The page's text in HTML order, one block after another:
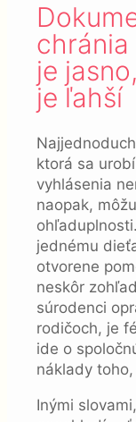
je
je ľahší
ktorá sa
vyhlásenia
naopak,
jednému
otvorene
neskôr
súrodenci
rodičoch, je
ide o
náklady
Inými